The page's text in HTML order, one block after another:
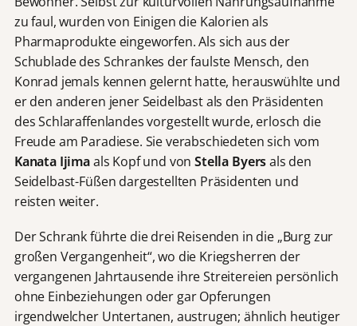
zu faul, wurden von Einigen die Kalorien als
Pharmaprodukte eingeworfen. Als sich aus der
Schublade des Schrankes der faulste Mensch, den
Konrad jemals kennen gelernt hatte, herauswühlte und
er den anderen jener Seidelbast als den Präsidenten
des Schlaraffenlandes vorgestellt wurde, erlosch die
Freude am Paradiese. Sie verabschiedeten sich vom
Kanata Ijimaals Kopf und vonStella Byersals den
Seidelbast-Füßen dargestellten Präsidenten und
reisten weiter.
Der Schrank führte die drei Reisenden in die „Burg zur
großen Vergangenheit“, wo die Kriegsherren der
vergangenen Jahrtausende ihre Streitereien persönlich
ohne Einbeziehungen oder gar Opferungen
irgendwelcher Untertanen, austrugen; ähnlich heutiger